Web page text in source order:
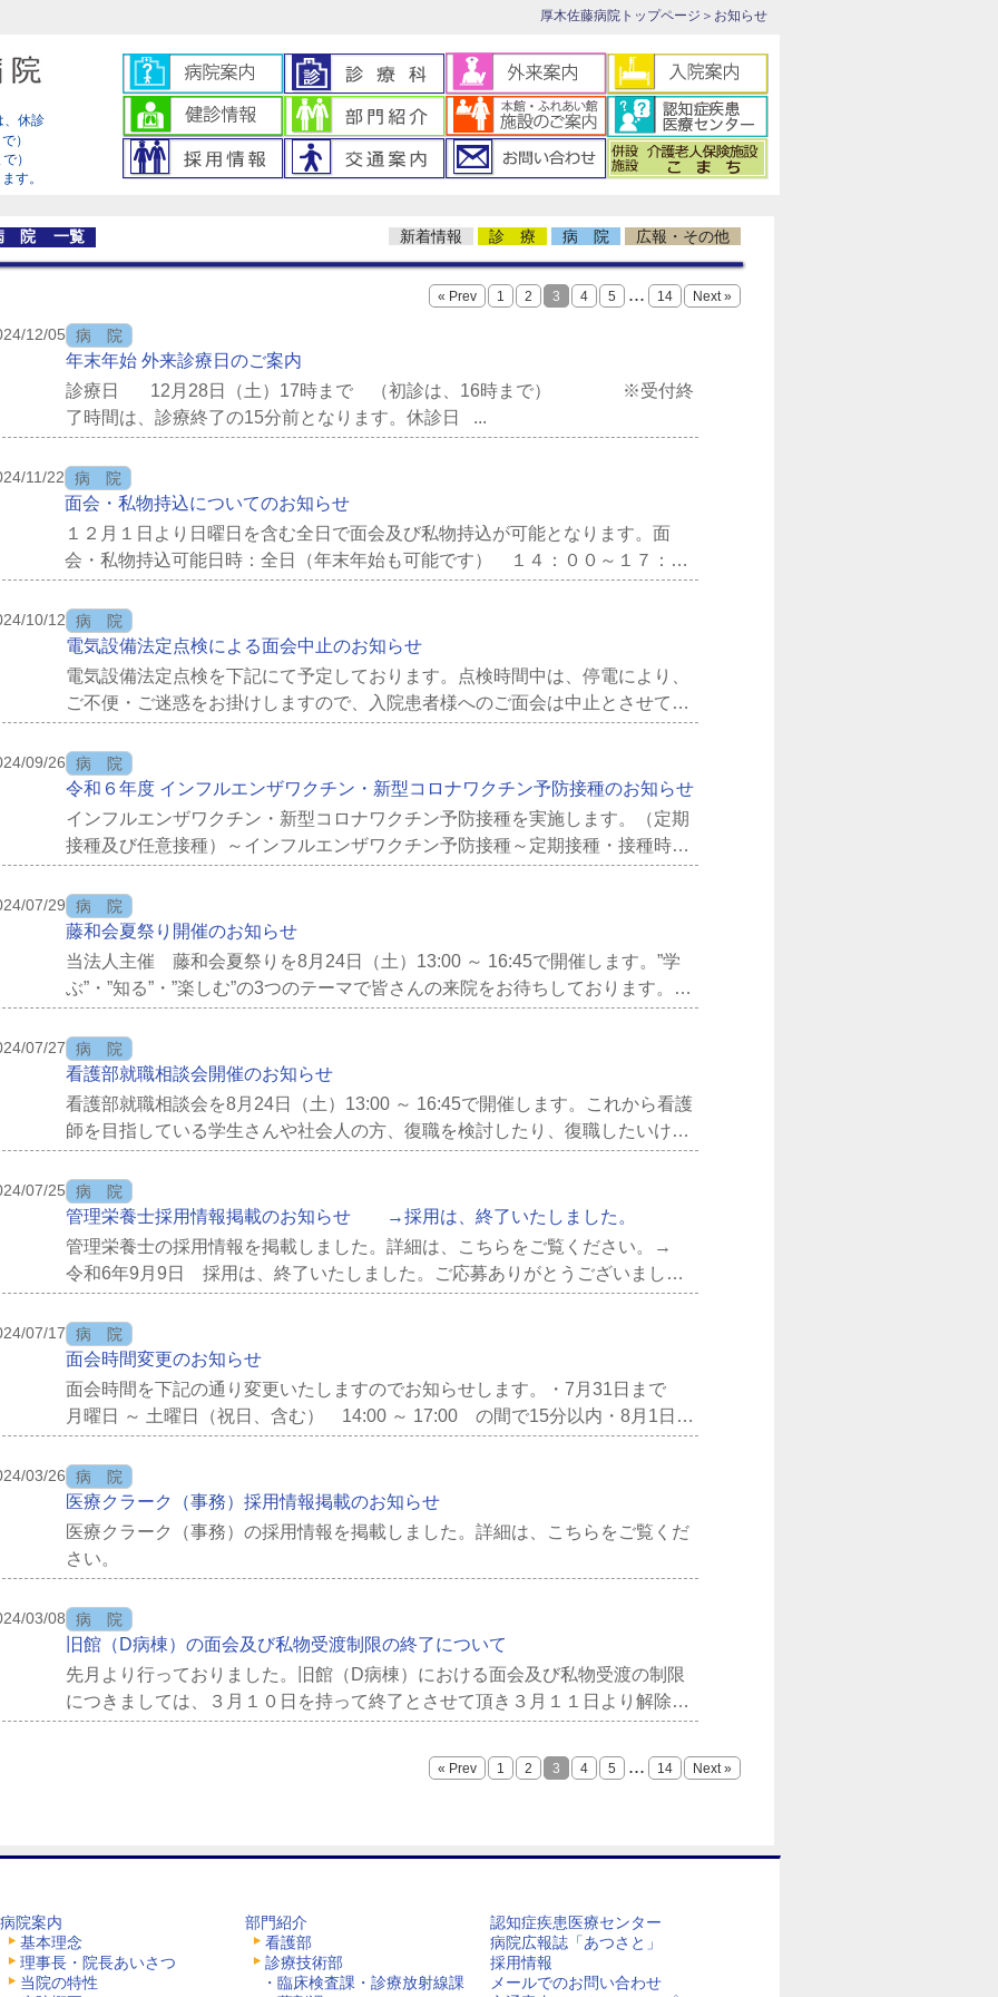
厚木佐藤病院トップページ ＞お知らせ
、休診
）
）
す。
院 一覧 新着情報 診 療 病 院 広報・その他
« Prev 1 2 3 4 5 ... 14 Next »
12/05 病 院
年末年始 外来診療日のご案内
診療日 12月28日（土）17時まで （初診は、16時まで） ※受付終
了時間は、診療終了の15分前となります。休診日 ...
11/22 病 院
面会・私物持込についてのお知らせ
１２月１日より日曜日を含む全日で面会及び私物持込が可能となります。面
会・私物持込可能日時：全日（年末年始も可能です） １４：００～１７：０
０※ 日曜日・祝日については総合受付（医事課）は各窓口業務を...
10/12 病 院
電気設備法定点検による面会中止のお知らせ
電気設備法定点検を下記にて予定しております。点検時間中は、停電により、
ご不便・ご迷惑をお掛けしますので、入院患者様へのご面会は中止とさせてい
ただきます。また、医事課による窓口業務や電話対応は、13時...
09/26 病 院
令和６年度 インフルエンザワクチン・新型コロナワクチン予防接種のお知らせ
インフルエンザワクチン・新型コロナワクチン予防接種を実施します。（定期
接種及び任意接種）～インフルエンザワクチン予防接種～定期接種・接種時に
６５歳以上の方・接種時に６０～６４歳の方で心臓、腎臓もし...
07/29 病 院
藤和会夏祭り開催のお知らせ
当法人主催 藤和会夏祭りを8月24日（土）13:00 ～ 16:45で開催します。”学
ぶ”・”知る”・”楽しむ”の3つのテーマで皆さんの来院をお待ちしております。市
民公開講座は、8月1日から事前申込を開始します。定員20名...
07/27 病 院
看護部就職相談会開催のお知らせ
看護部就職相談会を8月24日（土）13:00 ～ 16:45で開催します。これから看護
師を目指している学生さんや社会人の方、復職を検討したり、復職したいけど
ブランクがあって悩んでいる方など専用ブースにてお待ちして...
07/25 病 院
管理栄養士採用情報掲載のお知らせ →採用は、終了いたしました。
管理栄養士の採用情報を掲載しました。詳細は、こちらをご覧ください。→
令和6年9月9日 採用は、終了いたしました。ご応募ありがとうございまし
た。
07/17 病 院
面会時間変更のお知らせ
面会時間を下記の通り変更いたしますのでお知らせします。・7月31日まで
月曜日 ～ 土曜日（祝日、含む） 14:00 ～ 17:00 の間で15分以内・8月1日か
ら 月曜日 ～ 土曜日（祝日、含む） 14:00 ～ 17:00 の間...
03/26 病 院
医療クラーク（事務）採用情報掲載のお知らせ
医療クラーク（事務）の採用情報を掲載しました。詳細は、こちらをご覧くだ
さい。
03/08 病 院
旧館（D病棟）の面会及び私物受渡制限の終了について
先月より行っておりました。旧館（D病棟）における面会及び私物受渡の制限
につきましては、３月１０日を持って終了とさせて頂き３月１１日より解除と
させて頂きます。ご協力ありがとうございました。
« Prev 1 2 3 4 5 ... 14 Next »
病院案内
基本理念
理事長・院長あいさつ
当院の特性
部門紹介
看護部
診療技術部
・臨床検査課・診療放射線課
認知症疾患医療センター
病院広報誌「あつさと」
採用情報
メールでのお問い合わせ